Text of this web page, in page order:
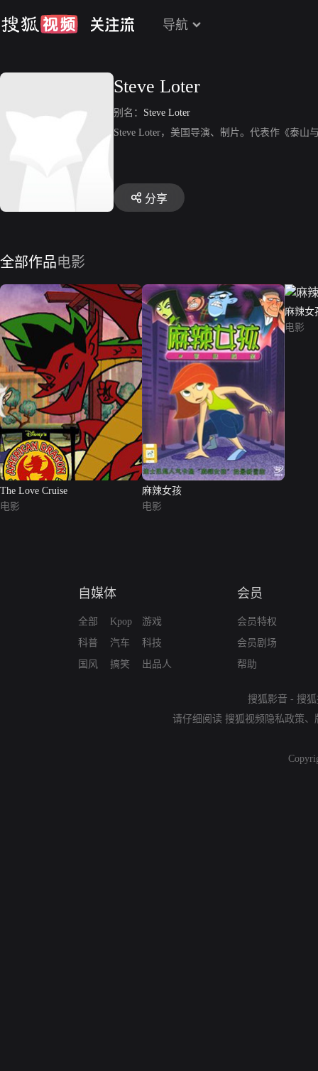
导航
Steve Loter
别名： Steve Loter
Steve Loter，美国导演、制片。代表作《泰
分享
全部作品电影
The Love Cruise
电影
麻辣女孩
电影
麻辣女
电影
自媒体
全部
科普
国风
Kpop
汽车
搞笑
游戏
科技
出品人
会员
会员特权
会员剧场
帮助
搜狐影音 - 搜
请仔细阅读 搜狐视频隐私政策、